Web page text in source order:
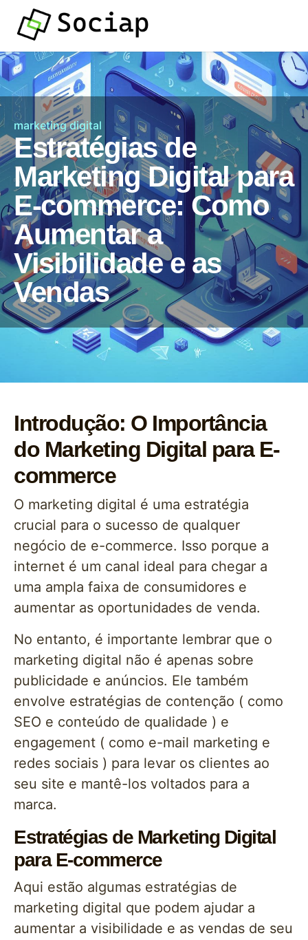
marketing digital
Estratégias de
Marketing Digital para
E-commerce: Como
Aumentar a
Visibilidade e as
Vendas
Introdução: O Importância
do Marketing Digital para E-
commerce
O marketing digital é uma estratégia
crucial para o sucesso de qualquer
negócio de e-commerce. Isso porque a
internet é um canal ideal para chegar a
uma ampla faixa de consumidores e
aumentar as oportunidades de venda.
No entanto, é importante lembrar que o
marketing digital não é apenas sobre
publicidade e anúncios. Ele também
envolve estratégias de contenção ( como
SEO e conteúdo de qualidade ) e
engagement ( como e-mail marketing e
redes sociais ) para levar os clientes ao
seu site e mantê-los voltados para a
marca.
Estratégias de Marketing Digital
para E-commerce
Aqui estão algumas estratégias de
marketing digital que podem ajudar a
aumentar a visibilidade e as vendas de seu